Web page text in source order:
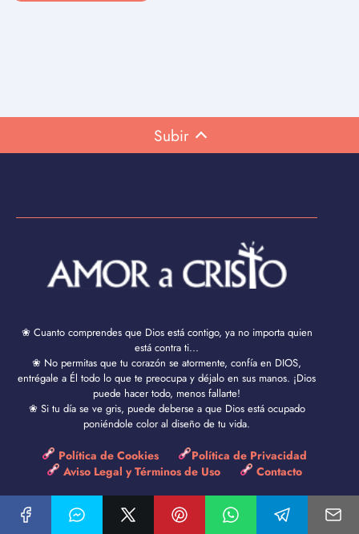
Subir
❀ Cuanto comprendes que Dios está contigo, ya no importa quien
está contra ti...
❀ No permitas que tu corazón se atormente, confía en DIOS,
entrégale a Él todo lo que te preocupa y déjalo en sus manos. ¡Dios
puede hacer todo, menos fallarte!
❀ Si tu día se ve gris, puede deberse a que Dios está ocupado
poniéndole color al diseño de tu vida.
Política de Cookies
Política de Privacidad
Aviso Legal y Términos de Uso
Contacto
Amor a Cristo © 2024